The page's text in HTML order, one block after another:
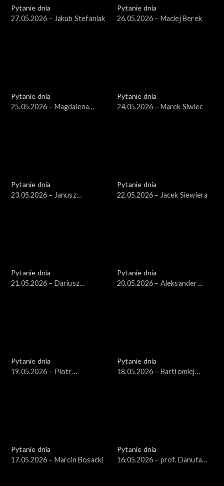
Pytanie dnia
27.05.2026 – Jakub Stefaniak
Pytanie dnia
26.05.2026 – Maciej Berek
Pytanie dnia
25.05.2026 – Magdalena
Pytanie dnia
24.05.2026 – Marek Siwiec
Pytanie dnia
23.05.2026 – Janusz
Pytanie dnia
22.05.2026 – Jacek Siewiera
Pytanie dnia
21.05.2026 – Dariusz
Pytanie dnia
20.05.2026 – Aleksander
Pytanie dnia
19.05.2026 – Piotr
Pytanie dnia
18.05.2026 – Bartłomiej
Pytanie dnia
17.05.2026 – Marcin Bosacki
Pytanie dnia
16.05.2026 – prof. Danuta